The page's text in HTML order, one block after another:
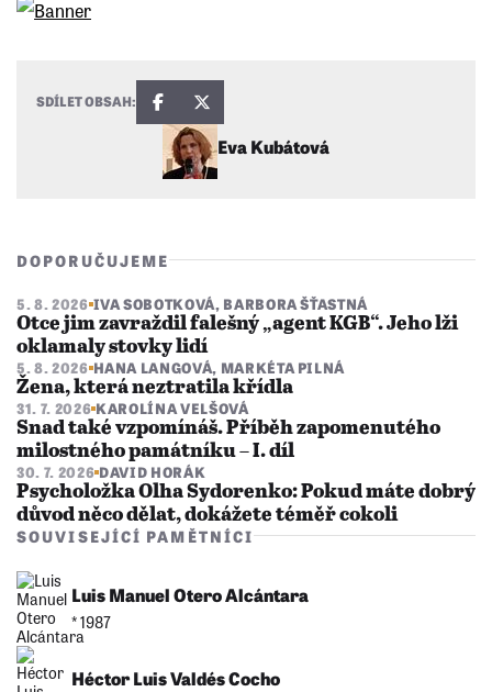
Eva Kubátová
SDÍLET OBSAH:
DOPORUČUJEME
5. 8. 2026 IVA SOBOTKOVÁ, BARBORA ŠŤASTNÁ
Otce jim zavraždil falešný „agent KGB“. Jeho lži
oklamaly stovky lidí
5. 8. 2026 HANA LANGOVÁ, MARKÉTA PILNÁ
Žena, která neztratila křídla
31. 7. 2026 KAROLÍNA VELŠOVÁ
Snad také vzpomínáš. Příběh zapomenutého
milostného památníku – I. díl
30. 7. 2026 DAVID HORÁK
Psycholožka Olha Sydorenko: Pokud máte dobrý
důvod něco dělat, dokážete téměř cokoli
SOUVISEJÍCÍ PAMĚTNÍCI
Luis Manuel Otero Alcántara
* 1987
Héctor Luis Valdés Cocho